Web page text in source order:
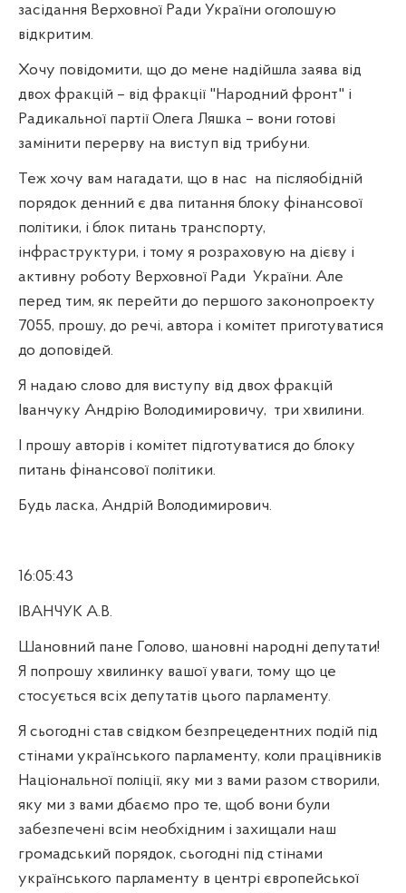
засідання Верховної Ради України оголошую
відкритим.
Хочу повідомити, що до мене надійшла заява від
двох фракцій – від фракції "Народний фронт" і
Радикальної партії Олега Ляшка – вони готові
замінити перерву на виступ від трибуни.
Теж хочу вам нагадати, що в нас на післяобідній
порядок денний є два питання блоку фінансової
політики, і блок питань транспорту,
інфраструктури, і тому я розраховую на дієву і
активну роботу Верховної Ради України. Але
перед тим, як перейти до першого законопроекту
7055, прошу, до речі, автора і комітет приготуватися
до доповідей.
Я надаю слово для виступу від двох фракцій
Іванчуку Андрію Володимировичу, три хвилини.
І прошу авторів і комітет підготуватися до блоку
питань фінансової політики.
Будь ласка, Андрій Володимирович.
16:05:43
ІВАНЧУК А.В.
Шановний пане Голово, шановні народні депутати!
Я попрошу хвилинку вашої уваги, тому що це
стосується всіх депутатів цього парламенту.
Я сьогодні став свідком безпрецедентних подій під
стінами українського парламенту, коли працівників
Національної поліції, яку ми з вами разом створили,
яку ми з вами дбаємо про те, щоб вони були
забезпечені всім необхідним і захищали наш
громадський порядок, сьогодні під стінами
українського парламенту в центрі європейської